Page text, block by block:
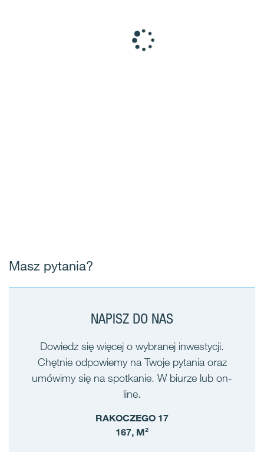
Masz pytania?
NAPISZ DO NAS
Dowiedz się więcej o wybranej inwestycji.
Chętnie odpowiemy na Twoje pytania oraz
umówimy się na spotkanie. W biurze lub on-
line.
RAKOCZEGO 17
167, M²